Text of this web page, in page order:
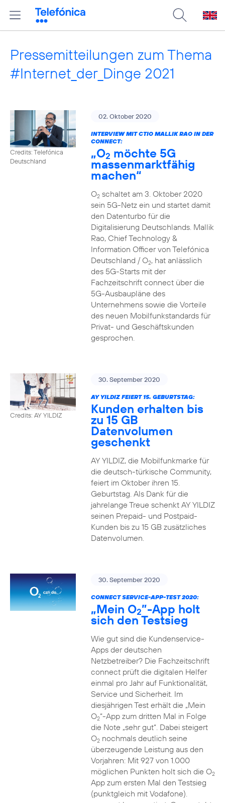
Pressemitteilungen zum Thema
#Internet_der_Dinge 2021
Credits: Telefónica
Deutschland
02. Oktober 2020
INTERVIEW MIT CTIO MALLIK RAO IN DER
CONNECT:
„O2 möchte 5G
massenmarktfähig
machen“
O2schaltet am 3. Oktober 2020
sein 5G-Netz ein und startet damit
den Datenturbo für die
Digitalisierung Deutschlands. Mallik
Rao, Chief Technology &
Information Officer von Telefónica
Deutschland / O2, hat anlässlich
des 5G-Starts mit der
Fachzeitschrift connect über die
5G-Ausbaupläne des
Unternehmens sowie die Vorteile
des neuen Mobilfunkstandards für
Privat- und Geschäftskunden
gesprochen.
Credits: AY YILDIZ
30. September 2020
AY YILDIZ FEIERT 15. GEBURTSTAG:
Kunden erhalten bis
zu 15 GB
Datenvolumen
geschenkt
AY YILDIZ, die Mobilfunkmarke für
die deutsch-türkische Community,
feiert im Oktober ihren 15.
Geburtstag. Als Dank für die
jahrelange Treue schenkt AY YILDIZ
seinen Prepaid- und Postpaid-
Kunden bis zu 15 GB zusätzliches
Datenvolumen.
30. September 2020
CONNECT SERVICE-APP-TEST 2020:
„Mein O2”-App holt
sich den Testsieg
Wie gut sind die Kundenservice-
Apps der deutschen
Netzbetreiber? Die Fachzeitschrift
connect prüft die digitalen Helfer
einmal pro Jahr auf Funktionalität,
Service und Sicherheit. Im
diesjährigen Test erhält die „Mein
O2“-App zum dritten Mal in Folge
die Note „sehr gut“. Dabei steigert
O2nochmals deutlich seine
überzeugende Leistung aus den
Vorjahren: Mit 927 von 1.000
möglichen Punkten holt sich die O2
App zum ersten Mal den Testsieg
(punktgleich mit Vodafone).